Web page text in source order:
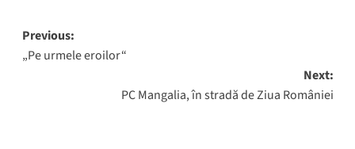
Post
navigation
Previous:
„Pe urmele eroilor“
Next:
PC Mangalia, în stradă de Ziua României